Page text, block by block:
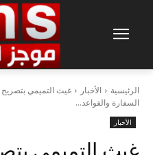
الرئيسية الأخبار
غيث التميمي
السفارة والقواعد...
الأخبار